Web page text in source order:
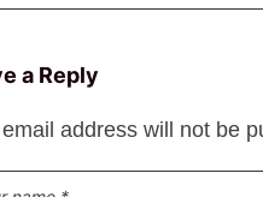
a Reply
address will not be